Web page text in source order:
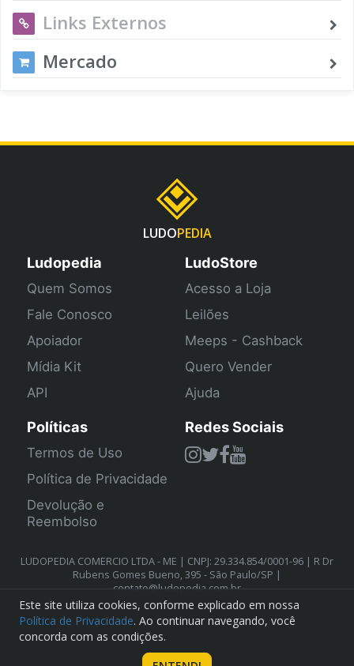
Links Externos
Mercado
LUDOPEDIA
Ludopedia
Quem Somos
Fale Conosco
Apoiador
Mídia Kit
API
LudoStore
Acesso a Loja
Leilões
Meeps - Cashback
Quero Vender
Ajuda
Políticas
Termos de Uso
Política de Privacidade
Devolução e
Reembolso
Redes Sociais
LUDOPEDIA COMERCIO LTDA - ME | CNPJ: 29.334.854/0001-96 | R Dr
Rubens Gomes Bueno, 395 - São Paulo/SP |
contato@ludopedia.com.br
Este site utiliza cookies, conforme explicado em nossa
Política de Privacidade. Ao continuar navegando, você
concorda com as condições.